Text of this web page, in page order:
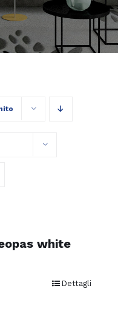
white
Dettagli